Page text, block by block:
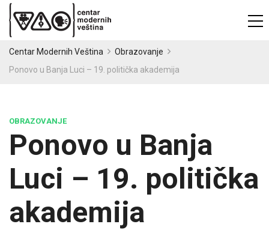
Centar Modernih Veština
Obrazovanje
Ponovo u Banja Luci – 19. politička akademija
OBRAZOVANJE
Ponovo u Banja
Luci – 19. politička
akademija